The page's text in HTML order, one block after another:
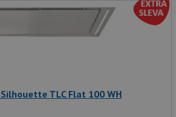
Silhouette TLC Flat 100 WH